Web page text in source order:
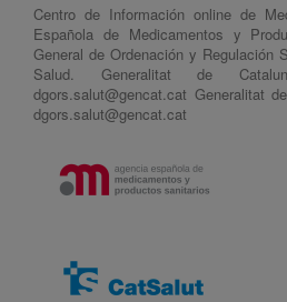
Centro de Información online de
Española de Medicamentos y
General de Ordenación y Regulación
Salud. Generalitat de
dgors.salut@gencat.cat Generalitat
dgors.salut@gencat.cat